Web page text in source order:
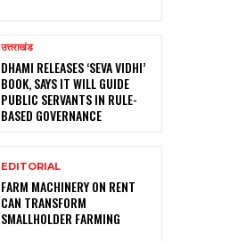
उत्तराखंड
DHAMI RELEASES ‘SEVA VIDHI’
BOOK, SAYS IT WILL GUIDE
PUBLIC SERVANTS IN RULE-
BASED GOVERNANCE
EDITORIAL
FARM MACHINERY ON RENT
CAN TRANSFORM
SMALLHOLDER FARMING